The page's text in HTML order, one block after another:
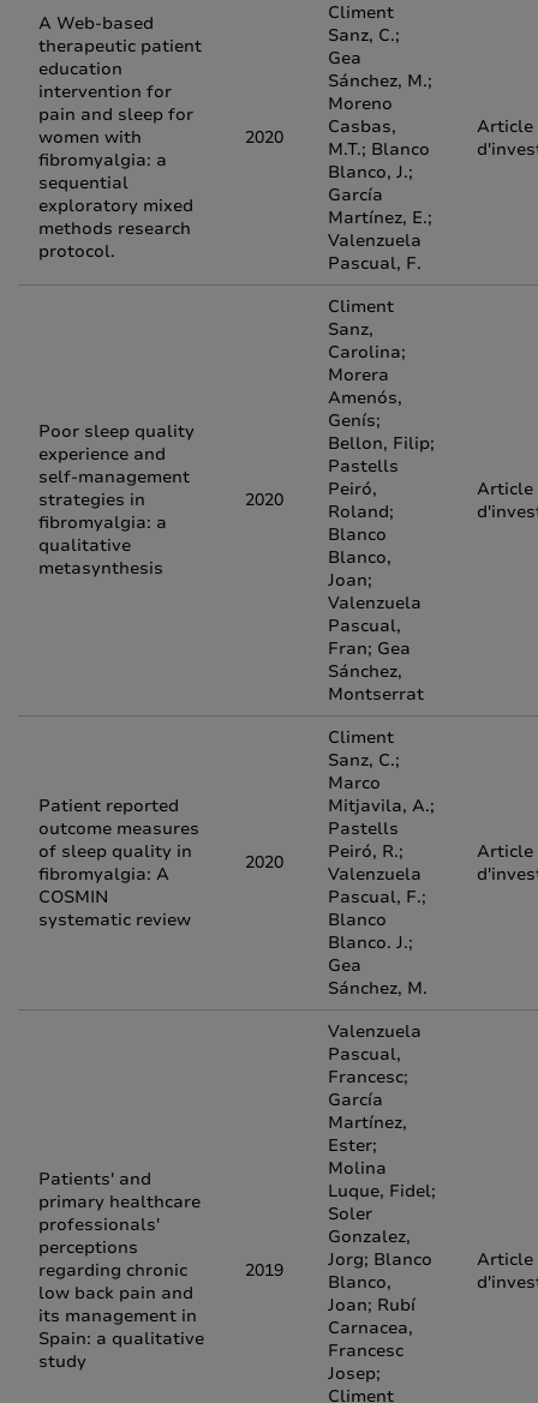
A Web-based
therapeutic patient
education
intervention for
pain and sleep for
women with
fibromyalgia: a
sequential
exploratory mixed
methods research
protocol.
2020
Climent
Sanz, C.;
Gea
Sánchez, M.;
Moreno
Casbas,
M.T.; Blanco
Blanco, J.;
García
Martínez, E.;
Valenzuela
Pascual, F.
Article
Poor sleep quality
experience and
self-management
strategies in
fibromyalgia: a
qualitative
metasynthesis
2020
Climent
Sanz,
Carolina;
Morera
Amenós,
Genís;
Bellon, Filip;
Pastells
Peiró,
Roland;
Blanco
Blanco,
Joan;
Valenzuela
Pascual,
Fran; Gea
Sánchez,
Montserrat
Article
Patient reported
outcome measures
of sleep quality in
fibromyalgia: A
COSMIN
systematic review
2020
Climent
Sanz, C.;
Marco
Mitjavila, A.;
Pastells
Peiró, R.;
Valenzuela
Pascual, F.;
Blanco
Blanco. J.;
Gea
Sánchez, M.
Article
Patients' and
primary healthcare
professionals'
perceptions
regarding chronic
low back pain and
its management in
Spain: a qualitative
study
2019
Valenzuela
Pascual,
Francesc;
García
Martínez,
Ester;
Molina
Luque, Fidel;
Soler
Gonzalez,
Jorg; Blanco
Blanco,
Joan; Rubí
Carnacea,
Francesc
Josep;
Climent
Article